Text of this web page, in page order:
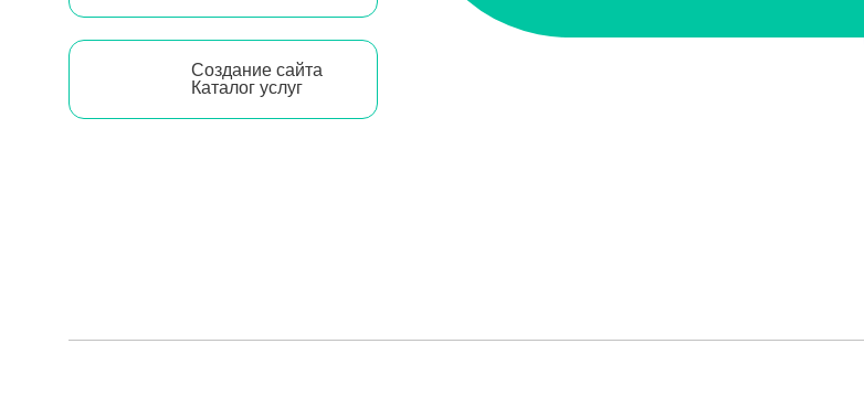
Создание сайта
Каталог услуг